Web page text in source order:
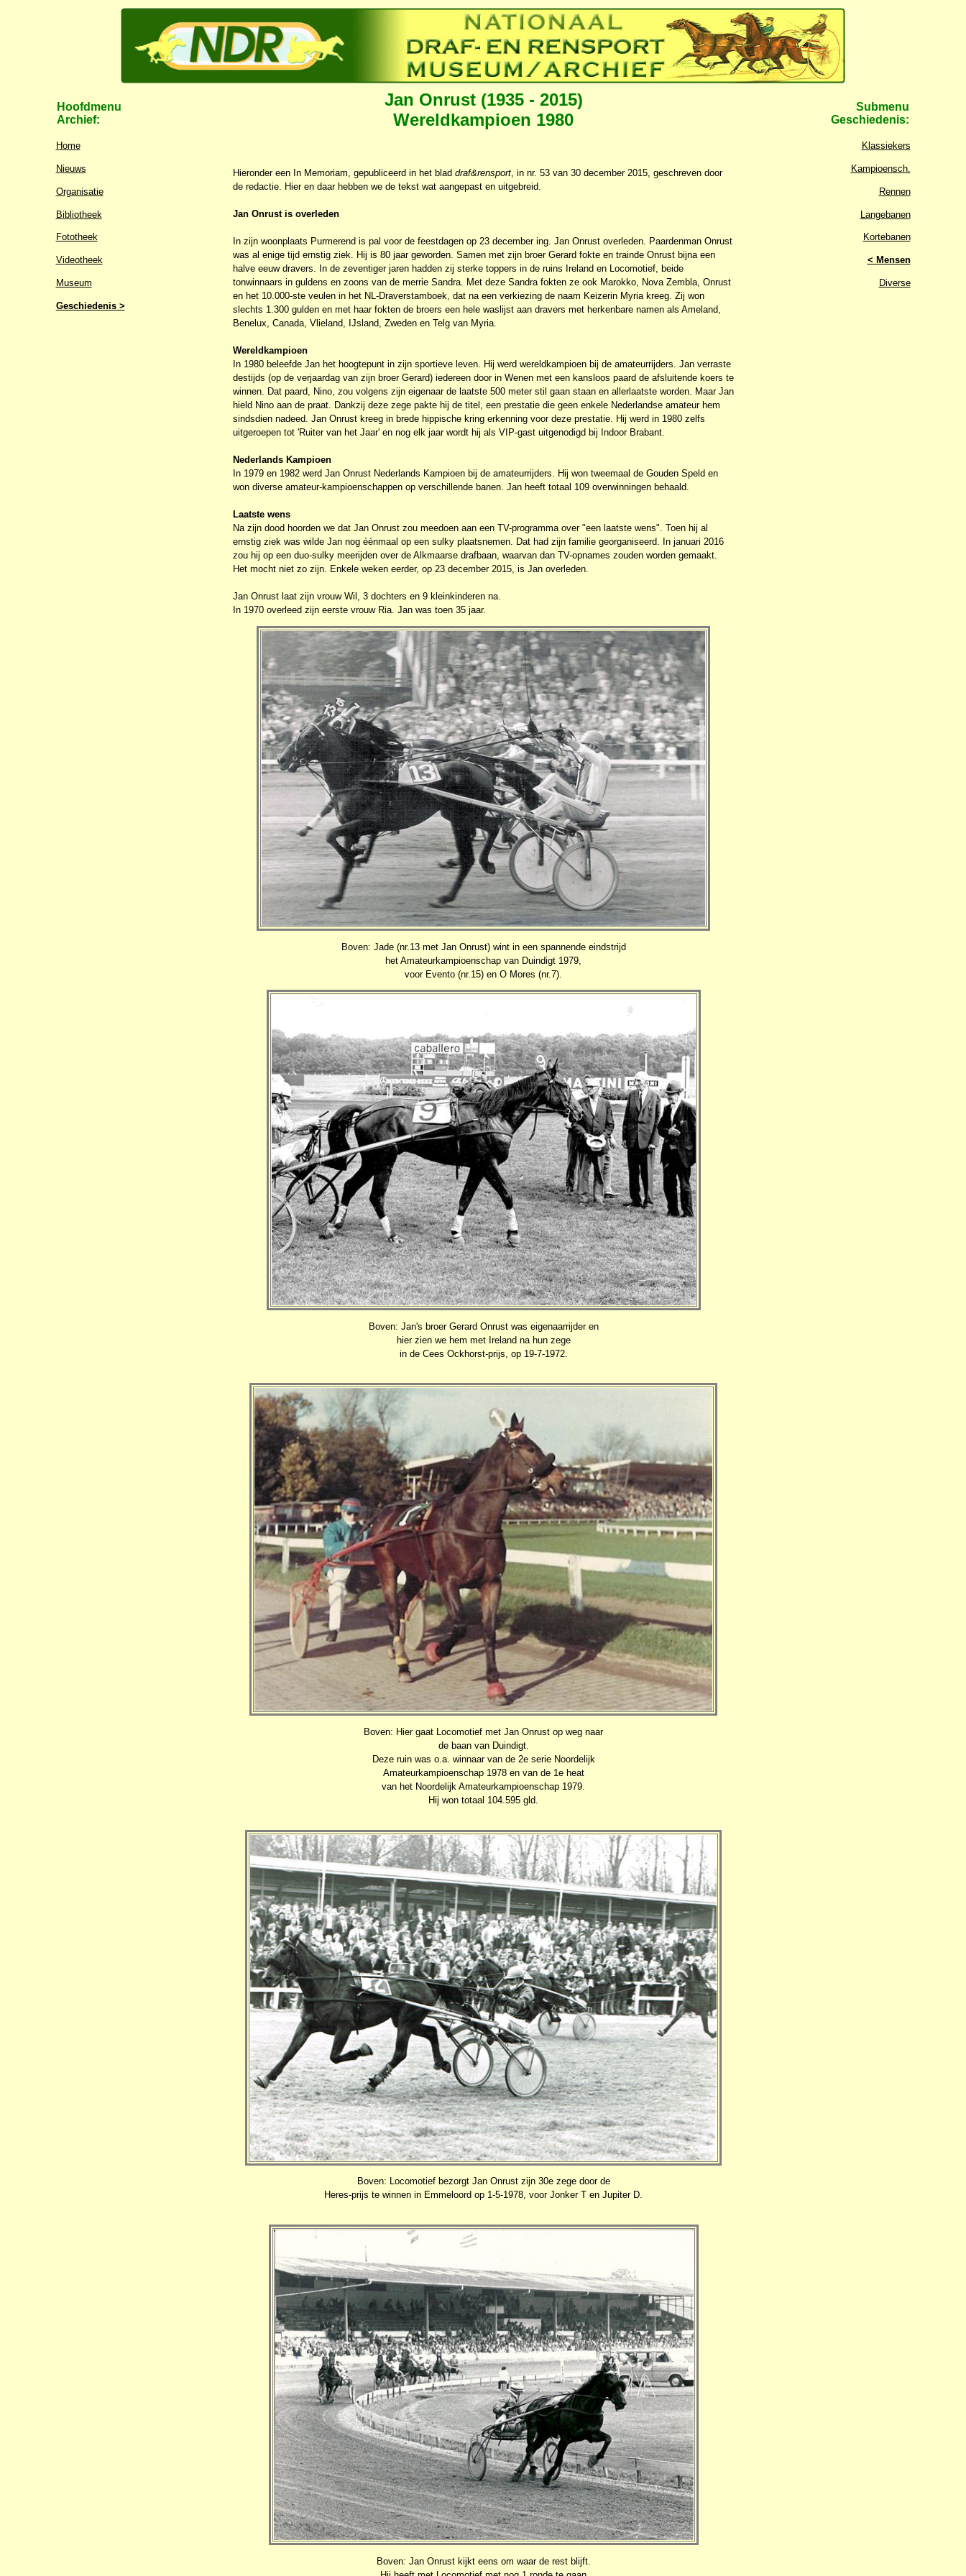
Hoofdmenu
Archief:
Home
Nieuws
Organisatie
Bibliotheek
Fototheek
Videotheek
Museum
Geschiedenis >
Jan Onrust (1935 - 2015)
Wereldkampioen 1980
Hieronder een In Memoriam, gepubliceerd in het blad draf&rensport, in nr. 53 van 30 december 2015, geschreven door
de redactie. Hier en daar hebben we de tekst wat aangepast en uitgebreid.
Jan Onrust is overleden
In zijn woonplaats Purmerend is pal voor de feestdagen op 23 december ing. Jan Onrust overleden. Paardenman Onrust
was al enige tijd ernstig ziek. Hij is 80 jaar geworden. Samen met zijn broer Gerard fokte en trainde Onrust bijna een
halve eeuw dravers. In de zeventiger jaren hadden zij sterke toppers in de ruins Ireland en Locomotief, beide
tonwinnaars in guldens en zoons van de merrie Sandra. Met deze Sandra fokten ze ook Marokko, Nova Zembla, Onrust
en het 10.000-ste veulen in het NL-Draverstamboek, dat na een verkiezing de naam Keizerin Myria kreeg. Zij won
slechts 1.300 gulden en met haar fokten de broers een hele waslijst aan dravers met herkenbare namen als Ameland,
Benelux, Canada, Vlieland, IJsland, Zweden en Telg van Myria.
Wereldkampioen
In 1980 beleefde Jan het hoogtepunt in zijn sportieve leven. Hij werd wereldkampioen bij de amateurrijders. Jan verraste
destijds (op de verjaardag van zijn broer Gerard) iedereen door in Wenen met een kansloos paard de afsluitende koers te
winnen. Dat paard, Nino, zou volgens zijn eigenaar de laatste 500 meter stil gaan staan en allerlaatste worden. Maar Jan
hield Nino aan de praat. Dankzij deze zege pakte hij de titel, een prestatie die geen enkele Nederlandse amateur hem
sindsdien nadeed. Jan Onrust kreeg in brede hippische kring erkenning voor deze prestatie. Hij werd in 1980 zelfs
uitgeroepen tot 'Ruiter van het Jaar' en nog elk jaar wordt hij als VIP-gast uitgenodigd bij Indoor Brabant.
Nederlands Kampioen
In 1979 en 1982 werd Jan Onrust Nederlands Kampioen bij de amateurrijders. Hij won tweemaal de Gouden Speld en
won diverse amateur-kampioenschappen op verschillende banen. Jan heeft totaal 109 overwinningen behaald.
Laatste wens
Na zijn dood hoorden we dat Jan Onrust zou meedoen aan een TV-programma over "een laatste wens". Toen hij al
ernstig ziek was wilde Jan nog éénmaal op een sulky plaatsnemen. Dat had zijn familie georganiseerd. In januari 2016
zou hij op een duo-sulky meerijden over de Alkmaarse drafbaan, waarvan dan TV-opnames zouden worden gemaakt.
Het mocht niet zo zijn. Enkele weken eerder, op 23 december 2015, is Jan overleden.
Jan Onrust laat zijn vrouw Wil, 3 dochters en 9 kleinkinderen na.
In 1970 overleed zijn eerste vrouw Ria. Jan was toen 35 jaar.
Boven: Jade (nr.13 met Jan Onrust) wint in een spannende eindstrijd
het Amateurkampioenschap van Duindigt 1979,
voor Evento (nr.15) en O Mores (nr.7).
Boven: Jan's broer Gerard Onrust was eigenaarrijder en
hier zien we hem met Ireland na hun zege
in de Cees Ockhorst-prijs, op 19-7-1972.
Boven: Hier gaat Locomotief met Jan Onrust op weg naar
de baan van Duindigt.
Deze ruin was o.a. winnaar van de 2e serie Noordelijk
Amateurkampioenschap 1978 en van de 1e heat
van het Noordelijk Amateurkampioenschap 1979.
Hij won totaal 104.595 gld.
Boven: Locomotief bezorgt Jan Onrust zijn 30e zege door de
Heres-prijs te winnen in Emmeloord op 1-5-1978, voor Jonker T en Jupiter D.
Boven: Jan Onrust kijkt eens om waar de rest blijft.
Submenu
Geschiedenis:
Klassiekers
Kampioensch.
Rennen
Langebanen
Kortebanen
< Mensen
Diverse